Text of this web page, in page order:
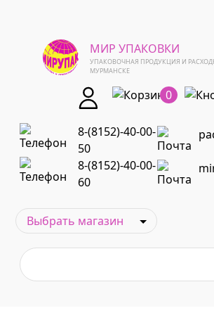
МИР УПАКОВКИ
УПАКОВОЧНАЯ ПРОДУКЦИЯ И
МУРМАНСКЕ
0
8-(8152)-40-00-
50
8-(8152)-40-00-
60